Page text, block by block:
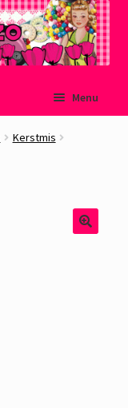
Menu
Kerstmis